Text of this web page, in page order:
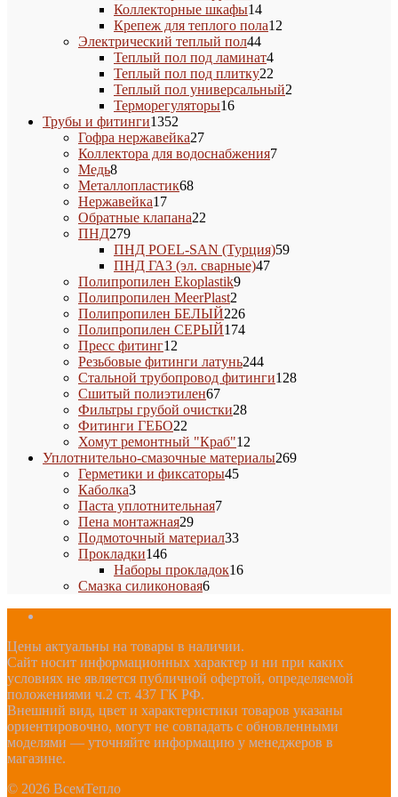
Коллекторные шкафы1414
товаров
Крепеж для теплого пола12
Электрический теплый пол4444
товара
Теплый пол под ламинат44
Теплый пол под плитку22
товара
Теплый пол универсальный2
Терморегуляторы1616
Трубы и фитинги1352
товара
Гофра нержавейка2727
товаров
Коллектора для водоснабжения77
Медь88
товаров
Металлопластик6868
Нержавейка1717
товаров
Обратные клапана22
ПНД279279
товаров
ПНД POEL-SAN (Турция)5959
ПНД ГАЗ (эл. сварные)4747
Полипропилен Ekoplastik99
Полипропилен MeerPlast2
товара
Полипропилен БЕЛЫЙ226226
товаров
Полипропилен СЕРЫЙ174174
Пресс фитинг12
товаров
Резьбовые фитинги латунь244244
товара
Стальной трубопровод фитинги128128
Сшитый полиэтилен6767
товаров
Фильтры грубой очистки2828
Фитинги ГЕБО22
товара
Хомут ремонтный "Краб"12
товаров
Уплотнительно-смазочные материалы269269
Герметики и фиксаторы4545
Каболка33
товара
Паста уплотнительная77
Пена монтажная2929
товаров
Подмоточный материал3333
Прокладки146146
товаров
Наборы прокладок1616
Смазка силиконовая66
Цены актуальны на товары в наличии.
Сайт носит информационных характер и ни при каких
условиях не является публичной офертой, определяемой
положениями ч.2 ст. 437 ГК РФ.
Внешний вид, цвет и характеристики товаров указаны
ориентировочно, могут не совпадать с обновленными
моделями — уточняйте информацию у менеджеров в
магазине.
© 2026 ВсемТепло